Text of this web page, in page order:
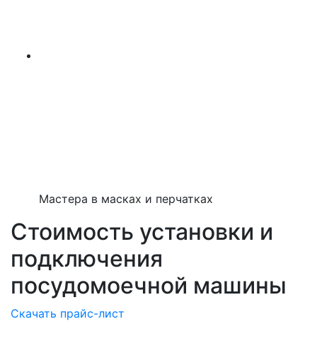
Мастера в масках и перчатках
Стоимость установки и
подключения
посудомоечной машины
Скачать прайс-лист